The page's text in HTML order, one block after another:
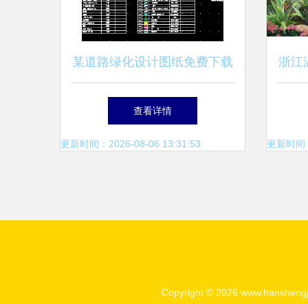
某道路绿化设计图纸免费下载
指南 从图纸到实践的全面解
析
查看详情
更新时间：2026-08-06 13:31:53
浙江
程
更新时
Copyright © 2026